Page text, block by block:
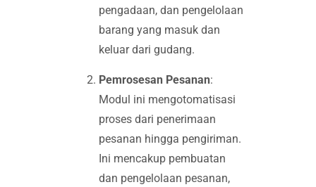
pengadaan, dan pengelolaan
barang yang masuk dan
keluar dari gudang.
Pemrosesan Pesanan:
Modul ini mengotomatisasi
proses dari penerimaan
pesanan hingga pengiriman.
Ini mencakup pembuatan
dan pengelolaan pesanan,